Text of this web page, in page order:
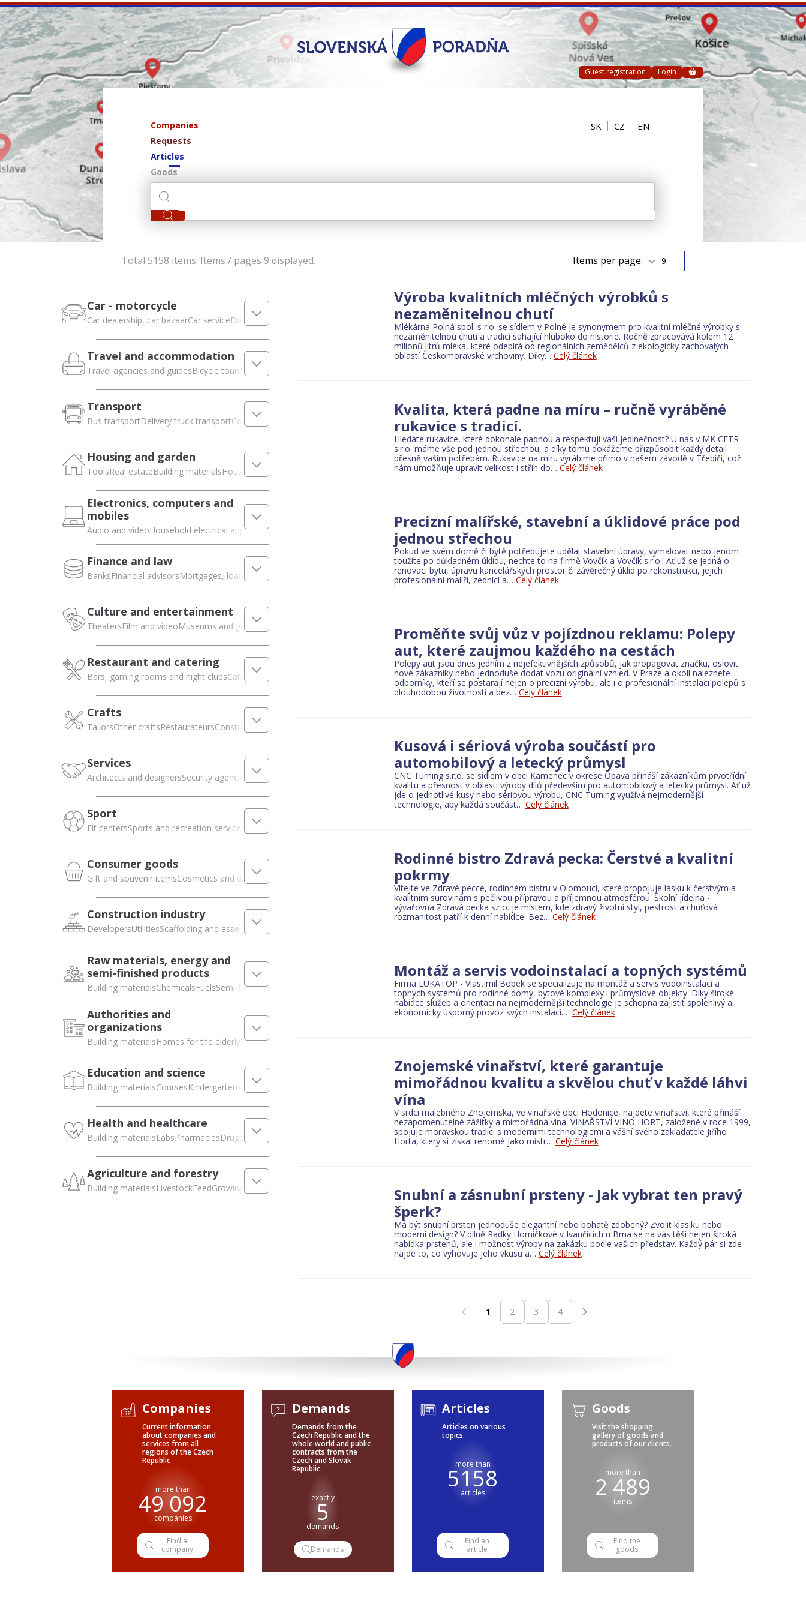
Guest registration Login
Companies
Requests
Articles
Goods
SK CZ EN
Total 5158 items. Items / pages 9 displayed. Items per page: 9
Car - motorcycle
Car dealership, car bazaarCar serviceDriving school Sale and service of motorcyclesCars saleCar washCar parts Towing service
Travel and accommodation
Travel agencies and guidesBicycle touring Castles, chateaux and monuments
Transport
Bus transportDelivery truck transportCouriers and shipping Moving TaxiBuilding materials
Housing and garden
ToolsReal estateBuilding materialsHousehold equipment Building materials
Electronics, computers and
mobiles
Audio and videoHousehold electrical appliances Lights and lampsComputersSatellites and antennasTelecommunication equipmentBuilding materials
Finance and law
BanksFinancial advisorsMortgages, loans and leasing Lawyers and advocatesExperts witness and appraisersAccountants, taxes and auditorsBuilding materials
Culture and entertainment
TheatersFilm and videoMuseums and galleries Cultural and entertainment facilities Zoos and aquariums Building materials
Restaurant and catering
Bars, gaming rooms and night clubsCatering Pubs and beerhousesRestaurants Food distributionWineries and wine cellars Building materials
Crafts
TailorsOther craftsRestaurateursConstruction and craft work
Services
Architects and designersSecurity agencies Ecology and waste Body careInternet and computersAdviceAdvertisementSocial servicesPrintersCleaning Publishing
Sport
Fit centersSports and recreation services Playgrounds and sports clubs
Consumer goods
Gift and souvenir itemsCosmetics and drugstores Jewelry and bijouterie
Construction industry
DevelopersUtilitiesScaffolding and assembly platforms
Raw materials, energy and
semi-finished products
Building materialsChemicalsFuelsSemi-finished products
Authorities and
organizations
Building materialsHomes for the elderly State administration and self-government
Education and science
Building materialsCoursesKindergartens Secondary schools and vocational schoolsUniversities and higher professional schoolsResearch and DevelopmentElementary School
Health and healthcare
Building materialsLabsPharmaciesDrugs and medicines Eye opticsSpecialist doctorsGeneral practitionersVeterinariansMedical devices and material
Agriculture and forestry
Building materialsLivestockFeedGrowing crops
Výroba kvalitních mléčných výrobků s
nezaměnitelnou chutí
Mlékárna Polná spol. s r.o. se sídlem v Polné je synonymem pro kvalitní mléčné výrobky s
nezaměnitelnou chutí a tradicí sahající hluboko do historie. Ročně zpracovává kolem 12
milionů litrů mléka, které odebírá od regionálních zemědělců z ekologicky zachovalých
oblastí Českomoravské vrchoviny. Díky… Celý článek
Kvalita, která padne na míru – ručně vyráběné
rukavice s tradicí.
Hledáte rukavice, které dokonale padnou a respektují vaši jedinečnost? U nás v MK CETR
s.r.o. máme vše pod jednou střechou, a díky tomu dokážeme přizpůsobit každý detail
přesně vašim potřebám. Rukavice na míru vyrábíme přímo v našem závodě v Třebíči, což
nám umožňuje upravit velikost i střih do… Celý článek
Precizní malířské, stavební a úklidové práce pod
jednou střechou
Pokud ve svém domě či bytě potřebujete udělat stavební úpravy, vymalovat nebo jenom
toužíte po důkladném úklidu, nechte to na firmě Vovčík a Vovčík s.r.o.! Ať už se jedná o
renovaci bytu, úpravu kancelářských prostor či závěrečný úklid po rekonstrukci, jejich
profesionální malíři, zedníci a… Celý článek
Proměňte svůj vůz v pojízdnou reklamu: Polepy
aut, které zaujmou každého na cestách
Polepy aut jsou dnes jedním z nejefektivnějších způsobů, jak propagovat značku, oslovit
nové zákazníky nebo jednoduše dodat vozu originální vzhled. V Praze a okolí naleznete
odborníky, kteří se postarají nejen o precizní výrobu, ale i o profesionální instalaci polepů s
dlouhodobou životností a bez… Celý článek
Kusová i sériová výroba součástí pro
automobilový a letecký průmysl
CNC Turning s.r.o. se sídlem v obci Kamenec v okrese Opava přináší zákazníkům prvotřídní
kvalitu a přesnost v oblasti výroby dílů především pro automobilový a letecký průmysl. Ať už
jde o jednotlivé kusy nebo sériovou výrobu, CNC Turning využívá nejmodernější
technologie, aby každá součást… Celý článek
Rodinné bistro Zdravá pecka: Čerstvé a kvalitní
pokrmy
Vítejte ve Zdravé pecce, rodinném bistru v Olomouci, které propojuje lásku k čerstvým a
kvalitním surovinám s pečlivou přípravou a příjemnou atmosférou. Školní jídelna -
vývařovna Zdravá pecka s.r.o. je místem, kde zdravý životní styl, pestrost a chuťová
rozmanitost patří k denní nabídce. Bez… Celý článek
Montáž a servis vodoinstalací a topných systémů
Firma LUKATOP - Vlastimil Bobek se specializuje na montáž a servis vodoinstalací a
topných systémů pro rodinné domy, bytové komplexy i průmyslové objekty. Díky široké
nabídce služeb a orientaci na nejmodernější technologie je schopna zajistit spolehlivý a
ekonomicky úsporný provoz svých instalací.… Celý článek
Znojemské vinařství, které garantuje
mimořádnou kvalitu a skvělou chuť v každé láhvi
vína
V srdci malebného Znojemska, ve vinařské obci Hodonice, najdete vinařství, které přináší
nezapomenutelné zážitky a mimořádná vína. VINAŘSTVÍ VINO HORT, založené v roce 1999,
spojuje moravskou tradici s moderními technologiemi a vášní svého zakladatele Jiřího
Horta, který si získal renomé jako mistr… Celý článek
Snubní a zásnubní prsteny - Jak vybrat ten pravý
šperk?
Má být snubní prsten jednoduše elegantní nebo bohatě zdobený? Zvolit klasiku nebo
moderní design? V dílně Radky Horníčkové v Ivančicích u Brna se na vás těší nejen široká
nabídka prstenů, ale i možnost výroby na zakázku podle vašich představ. Každý pár si zde
najde to, co vyhovuje jeho vkusu a…Celý článek
1 2 3 4
Companies
Current information
about companies and
services from all
regions of the Czech
Republic
more than
49 092
companies
Find a
company
Demands
Demands from the
Czech Republic and the
whole world and public
contracts from the
Czech and Slovak
Republic.
exactly
5
demands
Demands
Articles
Articles on various
topics.
more than
5158
articles
Find an
article
Goods
Visit the shopping
gallery of goods and
products of our clients.
more than
2 489
items
Find the
goods